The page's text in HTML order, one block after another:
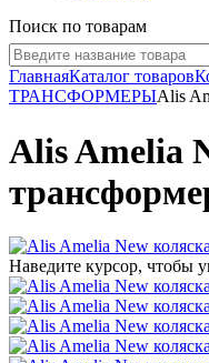
Поиск по товарам
ГлавнаяКаталог товаров
ТРАНСФОРМЕРЫAlis
Alis Amelia
Наведите курсор, чтобы